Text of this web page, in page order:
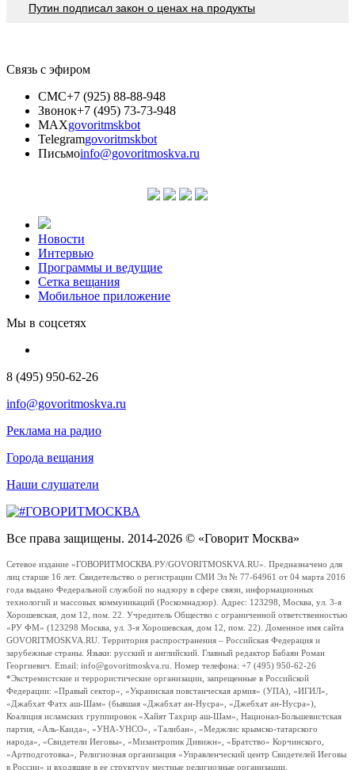
Путин подписал закон о ценах на продукты
Связь с эфиром
СМС+7 (925) 88-88-948
Звонок+7 (495) 73-73-948
MAXgovoritmskbot
Telegramgovoritmskbot
Письмоinfo@govoritmoskva.ru
Новости
Интервью
Программы и ведущие
Сетка вещания
Мобильное приложение
Мы в соцсетях
8 (495) 950-62-26
info@govoritmoskva.ru
Реклама на радио
Города вещания
Наши слушатели
Все права защищены. 2014-2026 © «Говорит Москва»
Сетевое издание «ГОВОРИТМОСКВА.РУ/GOVORITMOSKVA.RU». Предназначено для
лиц старше 16 лет. Свидетельство о регистрации СМИ Эл № 77-64961 от 04 марта 2016
года выдано Федеральной службой по надзору в сфере связи, информационных
технологий и массовых коммуникаций (Роскомнадзор). Адрес: 123298, Москва, ул. 3-я
Хорошевская, дом 12, пом. 22. Учредитель Общество с ограниченной ответственностью
«РУ ФМ» (123298 Москва, ул. 3-я Хорошевская, дом 12, пом. 22). Доменное имя сайта
GOVORITMOSKVA.RU. Территория распространения – Российская Федерация и
зарубежные страны. Языки: русский и английский. Главный редактор Бабаян Роман
Георгиевич. Email: info@govoritmoskva.ru. Номер телефона: +7 (495) 950-62-26
*Экстремистские и террористические организации, запрещенные в Российской
Федерации: «Правый сектор», «Украинская повстанческая армия» (УПА), «ИГИЛ»,
«Джабхат Фатх аш-Шам» (бывшая «Джабхат ан-Нусра», «Джебхат ан-Нусра»),
Коалиция исламских группировок «Хайят Тахрир аш-Шам», Национал-Большевистская
партия, «Аль-Каида», «УНА-УНСО», «Талибан», «Меджлис крымско-татарского
народа», «Свидетели Иеговы», «Мизантропик Дивижн», «Братство» Корчинского,
«Артподготовка», Религиозная организация «Управленческий центр Свидетелей Иеговы
в России» и входящие в ее структуру местные религиозные организации.